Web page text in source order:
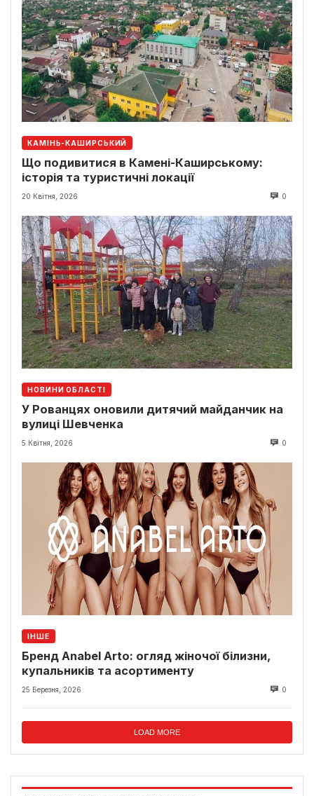
КАМІНЬ-КАШИРСЬКИЙ
Що подивитися в Камені-Каширському:
історія та туристичні локації
20 Квітня, 2026 0
НОВИНИ ОБЛАСТІ
У Рованцях оновили дитячий майданчик на
вулиці Шевченка
5 Квітня, 2026 0
ІНШЕ
Бренд Anabel Arto: огляд жіночої білизни,
купальників та асортименту
25 Березня, 2026 0
LOAD MORE